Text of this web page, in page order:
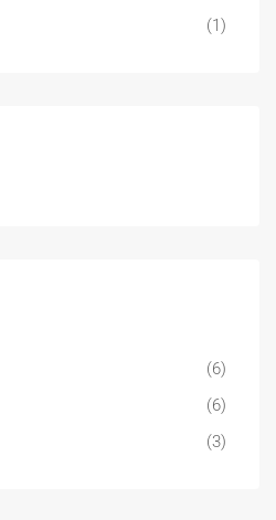
(1)
(6)
(6)
(3)